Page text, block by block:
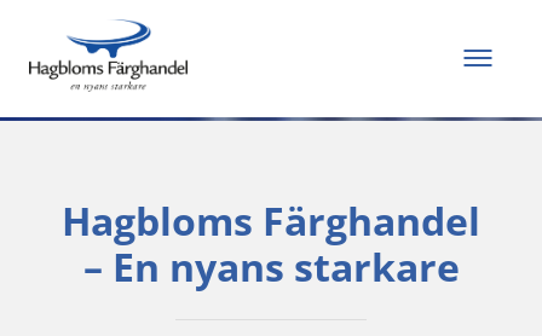
Allt du behöver för
att måla och renovera
Hagbloms Färghandel
– En nyans starkare